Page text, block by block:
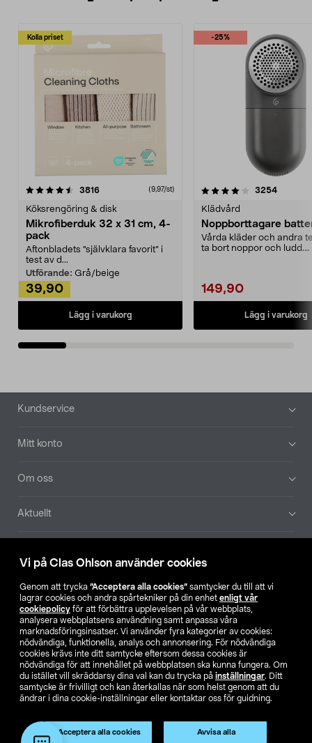
Vi på Clas Ohlson använder cookies
Genom att trycka ”Acceptera alla cookies” samtycker du till att vi
lagrar cookies och andra spårtekniker på din enhet enligt vår
cookiepolicy för att förbättra upplevelsen på vår webbplats,
analysera webbplatsens användning samt anpassa våra
marknadsföringsinsatser. Vi använder fyra kategorier av cookies:
nödvändiga, funktionella, analys och annonsering. För nödvändiga
cookies krävs inte ditt samtycke eftersom dessa cookies är
nödvändiga för att innehållet på webbplatsen ska kunna fungera. Om
du istället vill skräddarsy dina val kan du trycka på inställningar. Ditt
samtycke är frivilligt och kan återkallas när som helst genom att du
ändrar i dina cookie-inställningar eller kontaktar oss för guidning.
Acceptera alla cookies Avvisa alla
Produkten har utgått
Kolla priset
3816recensioner (9,97/st)
Köksrengöring & disk
Mikrofiberduk 32 x 31 cm, 4-
pack
Aftonbladets "självklara favorit” i
test av d...
Utförande: Grå/beige
39,90
Lägg i varukorg
-25%
4.0av 5 stjärnor 3254
Klädvård
Noppborttagare
Vårda kläder och andra
ta bort noppor och ludd.
149,90
Lägg i varukorg
4.5av 5 stjärnor
Sidfot
Kundservice
Mitt konto
Om oss
Aktuellt
Hitta butik
SE NO FI
Ändra till priser exklusive moms